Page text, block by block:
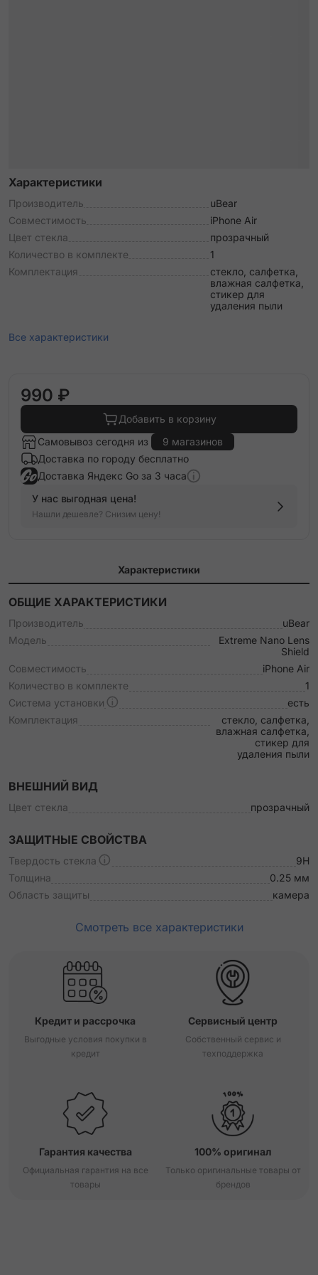
Характеристики
Производитель
uBear
Совместимость
iPhone Air
Цвет стекла
прозрачный
Количество в комплекте
1
Комплектация
стекло, салфетка,
влажная салфетка,
стикер для
удаления пыли
Все характеристики
990 ₽
Добавить в корзину
Самовывоз сегодня из
9 магазинов
Доставка по городу бесплатно
Доставка Яндекс Go за 3 часа
У нас выгодная цена!
Нашли дешевле? Снизим цену!
Характеристики
ОБЩИЕ ХАРАКТЕРИСТИКИ
Производитель
uBear
Модель
Extreme Nano Lens
Shield
Совместимость
iPhone Air
Количество в комплекте
1
Система установки
есть
Комплектация
стекло, салфетка,
влажная салфетка,
стикер для
удаления пыли
ВНЕШНИЙ ВИД
Цвет стекла прозрачный
ЗАЩИТНЫЕ СВОЙСТВА
Твердость стекла
9H
Толщина
0.25 мм
Область защиты
камера
Смотреть все характеристики
Кредит и рассрочка
Выгодные условия покупки в
кредит
Сервисный центр
Собственный сервис и
техподдержка
Гарантия качества
Официальная гарантия на все
товары
100% оригинал
Только оригинальные товары от
брендов